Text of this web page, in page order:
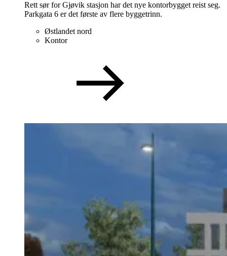
Rett sør for Gjøvik stasjon har det nye kontorbygget reist seg.
Parkgata 6 er det første av flere byggetrinn.
Østlandet nord
Kontor